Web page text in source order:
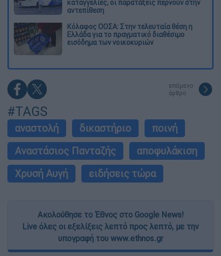
καταγγελίες, οι παρατάξεις περνούν στην
αντεπίθεση
Κόλαφος ΟΟΣΑ: Στην τελευταία θέση η
Ελλάδα για το πραγματικό διαθέσιμο
εισόδημα των νοικοκυριών
επόμενο
άρθρο
#TAGS
αναστολή δικαστήριο
ποινή
Αναστάσιος Πανταζής
αποφυλάκιση
Χρυσή Αυγή
ειδήσεις τώρα
Ακολούθησε το Έθνος στο Google News!
Live όλες οι εξελίξεις λεπτό προς λεπτό, με την
υπογραφή του www.ethnos.gr